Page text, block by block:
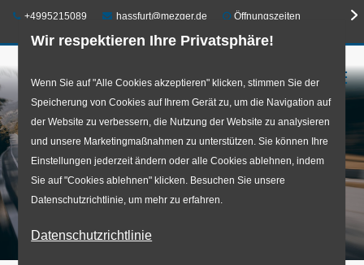
Wir respektieren Ihre Privatsphäre!
Wenn Sie auf "Alle Cookies akzeptieren" klicken, stimmen Sie der
Speicherung von Cookies auf Ihrem Gerät zu, um die Navigation auf
der Website zu verbessern, die Nutzung der Website zu analysieren
und unsere Marketingmaßnahmen zu unterstützen. Sie können Ihre
Einstellungen jederzeit ändern oder alle Cookies ablehnen, indem
Sie auf "Cookies ablehnen" klicken. Besuchen Sie unsere
Datenschutzrichtlinie, um mehr zu erfahren.
Datenschutzrichtlinie
Direkt
zum
Inhalt
Telefon:
+4995215089 E-Mail:hassfurt@mezger.de Öffnungszeiten
☰